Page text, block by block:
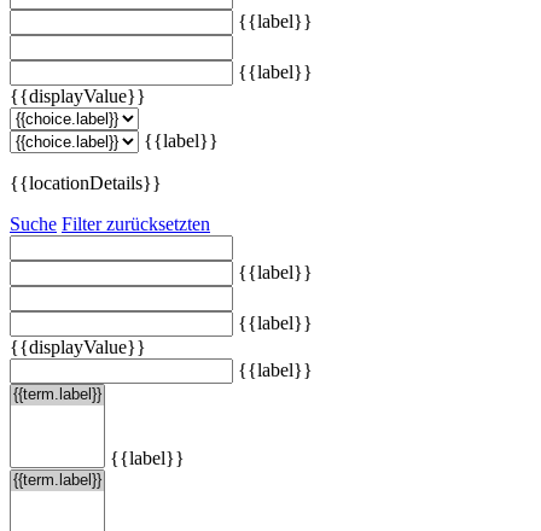
{{label}}
{{label}}
{{displayValue}}
{{label}}
{{locationDetails}}
Suche Filter zurücksetzten
{{label}}
{{label}}
{{displayValue}}
{{label}}
{{label}}